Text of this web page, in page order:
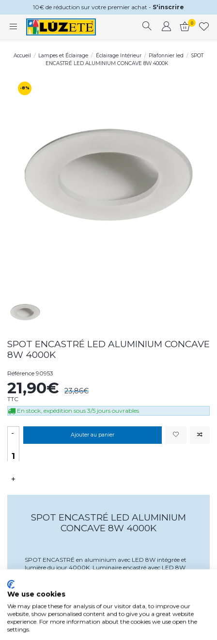
10€ de réduction sur votre premier achat - S'inscrire
0
Accueil Lampes et Éclairage Éclairage Intérieur Plafonnier led
SPOT
ENCASTRÉ LED ALUMINIUM CONCAVE 8W 4000K
-8%
SPOT ENCASTRÉ LED ALUMINIUM CONCAVE
8W 4000K
Référence 90953
21,90€ 23,86€
TTC
En stock, expédition sous 3/5 jours ouvrables
-
+
Ajouter au panier
SPOT ENCASTRÉ LED ALUMINIUM
CONCAVE 8W 4000K
SPOT ENCASTRÉ en aluminium avec LED 8W intégrée et
lumière du jour 4000K. Luminaire encastré avec LED 8W
(coulé vers l'intérieur pour une lumière indirecte). Ouverture
du faisceau de 170º. Convient pour de longues heures de
fonctionnement. Idéal pour le salon, la salle à manger, le hall
d'entrée ou le bureau. Driver inclus.
We use cookies
We may place these for analysis of our visitor data, to improve our
website, show personalised content and to give you a great website
experience. For more information about the cookies we use open the
settings.